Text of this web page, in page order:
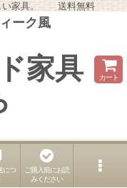
しい家具。 送料無料
ーク風
家具 カート
につ
ご購入前にお読
みください